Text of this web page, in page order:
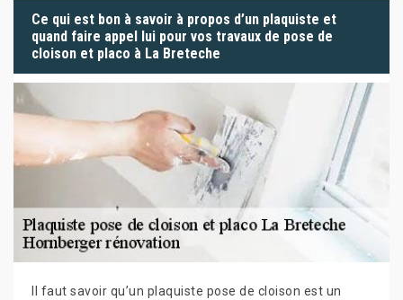
Ce qui est bon à savoir à propos d’un plaquiste et
quand faire appel lui pour vos travaux de pose de
cloison et placo à La Breteche
Il faut savoir qu’un plaquiste pose de cloison est un